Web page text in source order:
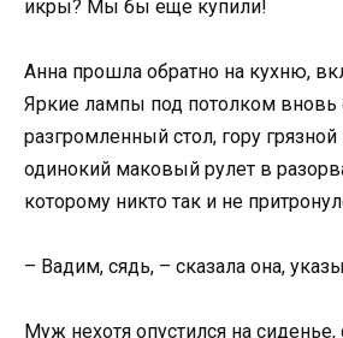
икры? Мы бы еще купили!
Анна прошла обратно на кухню,
Яркие лампы под потолком вновь
разгромленный стол, гору
одинокий маковый рулет в
которому никто так и не
– Вадим, сядь, – сказала она,
Муж нехотя опустился на